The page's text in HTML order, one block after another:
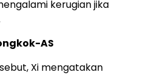
kerugian jika
AS
Xi mengatakan